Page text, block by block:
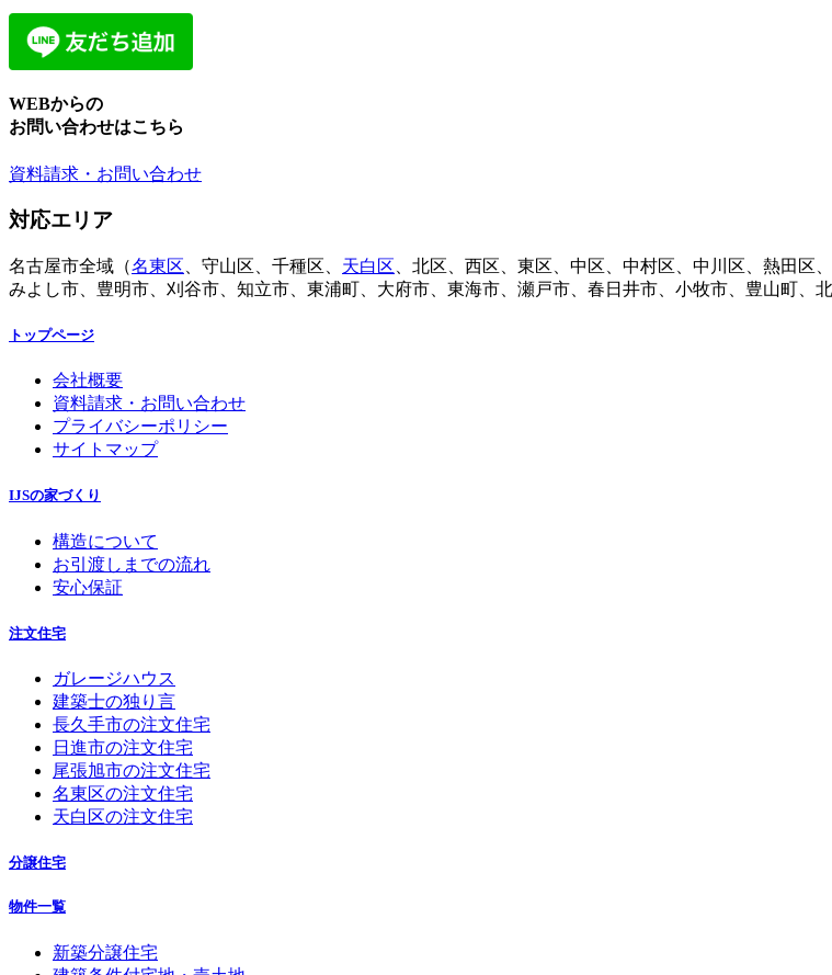
WEBからの
お問い合わせはこちら
資料請求・お問い合わせ
対応エリア
名古屋市全域（名東区 、守山区、千種区、 天白区 、北区、西区、東区、中区、中村区、中川区、熱田区
みよし市、豊明市、刈谷市、知立市、東浦町、大府市、東海市、瀬戸市、春日井市、小牧市、豊山町、
トップページ
会社概要
資料請求・お問い合わせ
プライバシーポリシー
サイトマップ
IJSの家づくり
構造について
お引渡しまでの流れ
安心保証
注文住宅
ガレージハウス
建築士の独り言
長久手市の注文住宅
日進市の注文住宅
尾張旭市の注文住宅
名東区の注文住宅
天白区の注文住宅
分譲住宅
物件一覧
新築分譲住宅